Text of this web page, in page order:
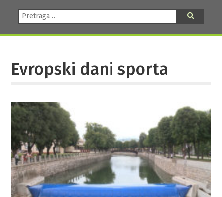
Pretraga:
Evropski dani sporta